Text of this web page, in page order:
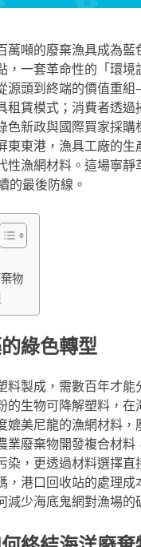
萬噸的廢棄漁具成為
一套革命性的「環
源頭到終端的價值重
賃模式；消費者透
色新政與國際買家採
東港，漁具工廠的
漁網材料。這場寧
的最後防線。
物
綠色轉型
製成，需數百年才
的生物可降解塑料，
美尼龍的漁網材料
廢棄物開發複合材
，更透過材料選擇
港口回收站的處理
減少海底鬼網對漁場的